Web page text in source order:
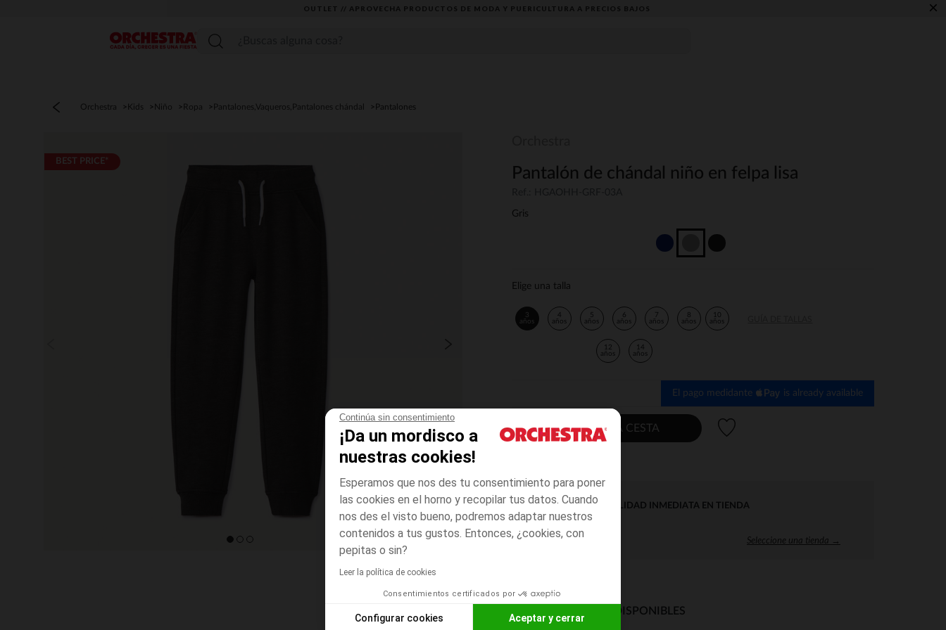
Continúa sin consentimiento
¡Da un mordisco a
nuestras cookies!
Esperamos que nos des tu consentimiento para poner
las cookies en el horno y recopilar tus datos. Cuando
nos des el visto bueno, podremos adaptar nuestros
contenidos a tus gustos. Entonces, ¿cookies, con
pepitas o sin?
Leer la política de cookies
Consentimientos certificados por
Configurar cookies Aceptar y cerrar
OUTLET // APROVECHA PRODUCTOS DE MODA Y PUERICULTURA A PRECIOS BAJOS ×
Menú
Orchestra Kids Niño Ropa Pantalones,Vaqueros,Pantalones chándal Pantalones
BEST PRICE*
Pantalón de chándal niño en felpa lisa
Gris
Elige una talla
3
años
4
años
5
años
6
años
7
años
8
años
10
años
12
años
14
años
El pago medidante is already available
AÑADIR A LA CESTA
DISPONIBILIDAD INMEDIATA EN TIENDA
Seleccione una tienda →
MODOS DE ENVÍO DISPONIBLES